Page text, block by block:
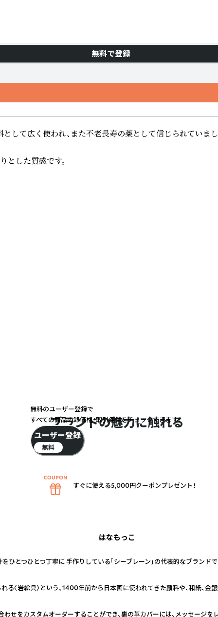
無料で登録
て広く使われ、また不老長寿の薬として信じられていま
とした質感です。
ブランドの魅力に触れる
はなもっこ
ひとつひとつ丁寧に 手作りしている「シーブレーン」の代表的なブランドで
る〈岩絵具〉という、1400年前から日本画に使われてきた顔料や、和紙、金
せをカスタムオーダーすることができ、裏の革カバーには、メッセージを
無料のユーザー登録で
すべての商品の卸価格・取引条件をチェックできます！
ユーザー登録
無料
すぐに使える5,000円クーポンプレゼント！